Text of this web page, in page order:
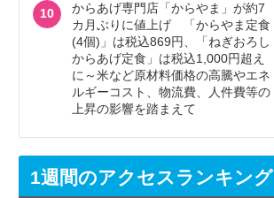
10
からあげ専門店「からやま」が約7
カ月ぶりに値上げ 「からやま定食
(4個)」は税込869円、「ねぎおろし
からあげ定食」は税込1,000円超え
に～米など原材料価格の高騰やエネ
ルギーコスト、物流費、人件費等の
上昇の影響を踏まえて
1週間のアクセスランキング